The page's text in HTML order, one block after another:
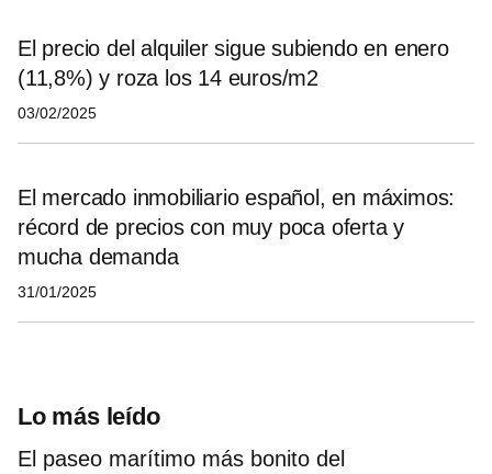
El precio del alquiler sigue subiendo en enero
(11,8%) y roza los 14 euros/m2
03/02/2025
El mercado inmobiliario español, en máximos:
récord de precios con muy poca oferta y
mucha demanda
31/01/2025
Lo más leído
El paseo marítimo más bonito del